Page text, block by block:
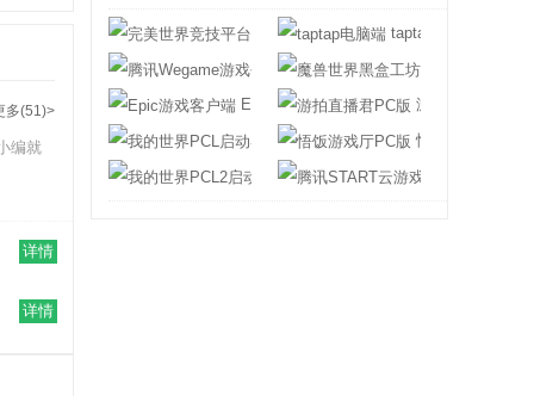
多(51)>
编就
详情
详情
完美世界竞技平台 taptap电脑端
腾讯Wegame游戏平台
Epic游戏客户端
游拍直播君PC版
我的世界PCL启动器
悟饭游戏厅PC版
我的世界PCL2启动器